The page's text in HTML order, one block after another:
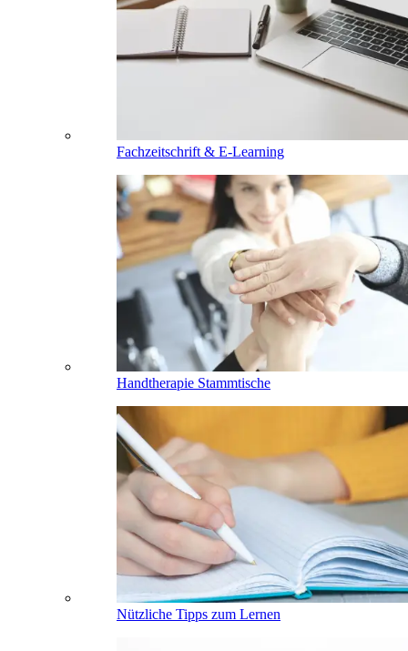
Fachzeitschrift & E-Learning
Handtherapie Stammtische
Nützliche Tipps zum Lernen